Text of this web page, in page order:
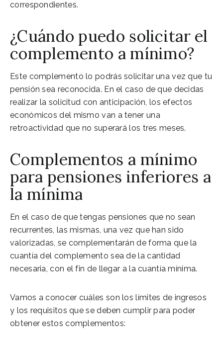
correspondientes.
¿Cuándo puedo solicitar el
complemento a mínimo?
Este complemento lo podrás solicitar una vez que tu
pensión sea reconocida. En el caso de que decidas
realizar la solicitud con anticipación, los efectos
económicos del mismo van a tener una
retroactividad que no superará los tres meses.
Complementos a mínimo
para pensiones inferiores a
la mínima
En el caso de que tengas pensiones que no sean
recurrentes, las mismas, una vez que han sido
valorizadas, se complementarán de forma que la
cuantía del complemento sea de la cantidad
necesaria, con el fin de llegar a la cuantía mínima.
Vamos a conocer cuáles son los límites de ingresos
y los requisitos que se deben cumplir para poder
obtener estos complementos: